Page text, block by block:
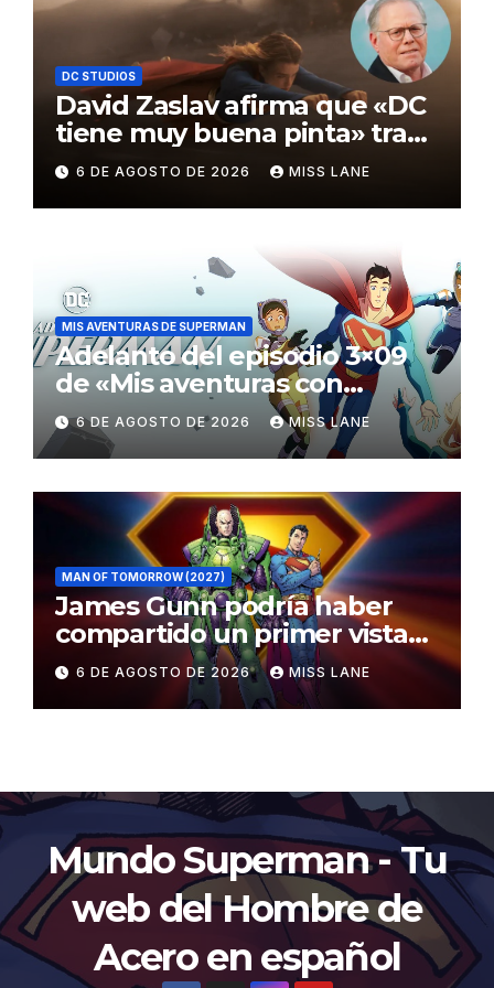
DC STUDIOS
David Zaslav afirma que «DC
tiene muy buena pinta» tras
el fracaso de «Supergirl»
6 DE AGOSTO DE 2026 MISS LANE
MIS AVENTURAS DE SUPERMAN
Adelanto del episodio 3×09
de «Mis aventuras con
Superman»
6 DE AGOSTO DE 2026 MISS LANE
MAN OF TOMORROW (2027)
James Gunn podría haber
compartido un primer vistazo
al traje de Brainiac
6 DE AGOSTO DE 2026 MISS LANE
Mundo Superman - Tu
web del Hombre de
Acero en español